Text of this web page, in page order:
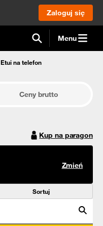
Zaloguj się
Menu
Etui na telefon
Ceny brutto
Kup na paragon
Zmień
Sortuj